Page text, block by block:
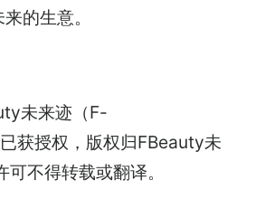
的生意。
未来迹（F-
获授权，版权归FBeauty未
可不得转载或翻译。